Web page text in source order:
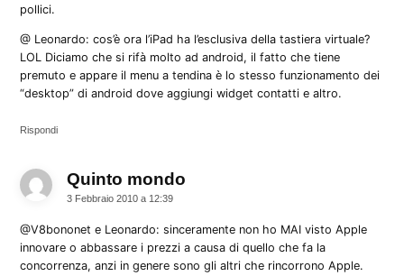
pollici.
@ Leonardo: cos’è ora l’iPad ha l’esclusiva della tastiera virtuale?
LOL Diciamo che si rifà molto ad android, il fatto che tiene
premuto e appare il menu a tendina è lo stesso funzionamento dei
“desktop” di android dove aggiungi widget contatti e altro.
Rispondi
Quinto mondo
3 Febbraio 2010 a 12:39
@V8bononet e Leonardo: sinceramente non ho MAI visto Apple
innovare o abbassare i prezzi a causa di quello che fa la
concorrenza, anzi in genere sono gli altri che rincorrono Apple.